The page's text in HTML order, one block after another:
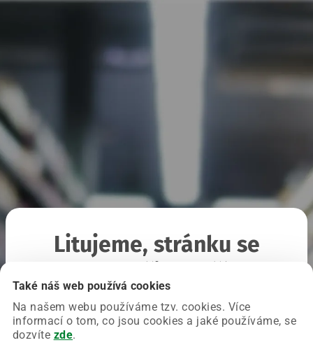
Také náš web používá cookies
Na našem webu používáme tzv. cookies. Více
informací o tom, co jsou cookies a jaké používáme, se
dozvíte zde.
Litujeme, stránku se
Chyba nastala na naší straně a už ji opravujeme.
Zkuste prosím znovu načíst požadovanou stránku.